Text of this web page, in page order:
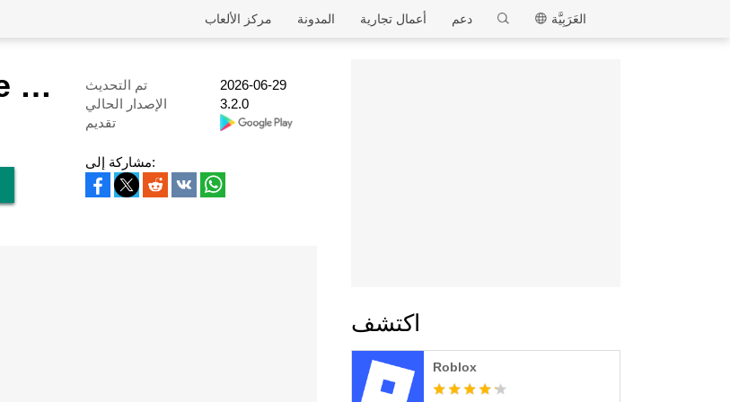
MEmu
العَرَبِيَّة دعم أعمال تجارية المدونة مركز الألعاب
Slime Hunter: Idle Warrior تم التحديث
2026-06-29
الإصدار الحالي
3.2.0
تقديم
مشاركة إلى:
اكتشف
Roblox